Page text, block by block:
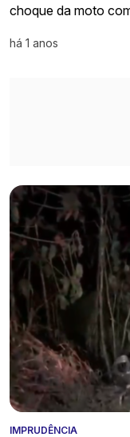
choque da moto
há 1 anos
IMPRUDÊNCIA